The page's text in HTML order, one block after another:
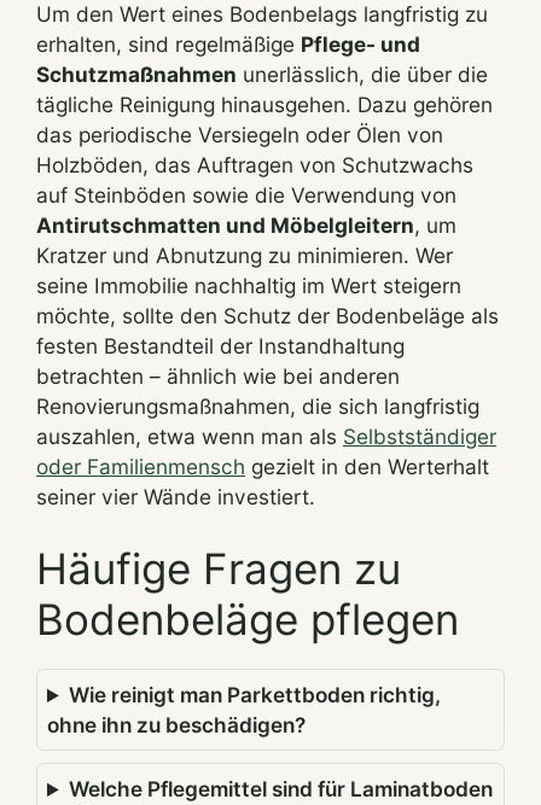
Um den Wert eines Bodenbelags langfristig zu
erhalten, sind regelmäßige Pflege- und
Schutzmaßnahmen unerlässlich, die über die
tägliche Reinigung hinausgehen. Dazu gehören
das periodische Versiegeln oder Ölen von
Holzböden, das Auftragen von Schutzwachs
auf Steinböden sowie die Verwendung von
Antirutschmatten und Möbelgleitern, um
Kratzer und Abnutzung zu minimieren. Wer
seine Immobilie nachhaltig im Wert steigern
möchte, sollte den Schutz der Bodenbeläge als
festen Bestandteil der Instandhaltung
betrachten – ähnlich wie bei anderen
Renovierungsmaßnahmen, die sich langfristig
auszahlen, etwa wenn man als Selbstständiger
oder Familienmensch gezielt in den Werterhalt
seiner vier Wände investiert.
Häufige Fragen zu
Bodenbeläge pflegen
Wie reinigt man Parkettboden richtig,
ohne ihn zu beschädigen?
Welche Pflegemittel sind für Laminatboden